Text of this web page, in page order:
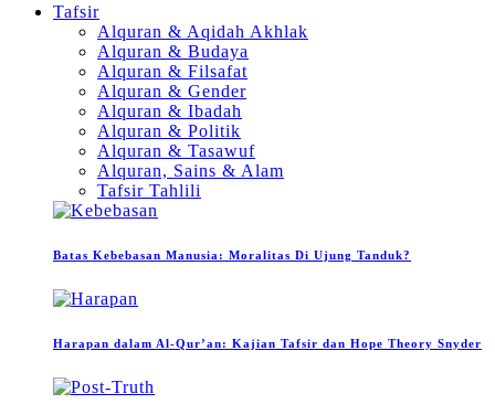
Tafsir
Alquran & Aqidah Akhlak
Alquran & Budaya
Alquran & Filsafat
Alquran & Gender
Alquran & Ibadah
Alquran & Politik
Alquran & Tasawuf
Alquran, Sains & Alam
Tafsir Tahlili
Batas Kebebasan Manusia: Moralitas Di Ujung Tanduk?
Harapan dalam Al-Qur’an: Kajian Tafsir dan Hope Theory Snyder